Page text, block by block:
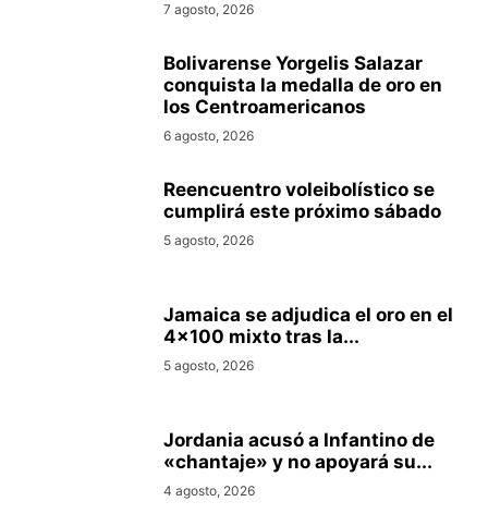
7 agosto, 2026
Bolivarense Yorgelis Salazar
conquista la medalla de oro en
los Centroamericanos
6 agosto, 2026
Reencuentro voleibolístico se
cumplirá este próximo sábado
5 agosto, 2026
Jamaica se adjudica el oro en el
4×100 mixto tras la...
5 agosto, 2026
Jordania acusó a Infantino de
«chantaje» y no apoyará su...
4 agosto, 2026